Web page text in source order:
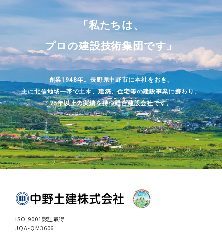
「私たちは、
プロの建設技術集団です」
創業1948年。長野県中野市に本社をおき、
主に北信地域一帯で土木、建築、住宅等の建設事業に携わり、
75年以上の実績を持つ総合建設会社です。
ISO 9001認証取得
JQA-QM3606